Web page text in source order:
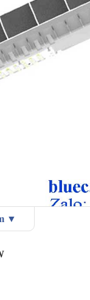
- Tuổi thọ 12 năm
▼